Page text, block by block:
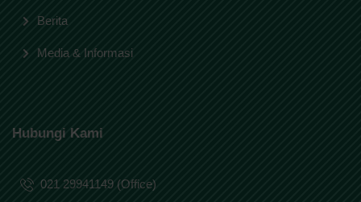
Berita
Media & Informasi
Hubungi Kami
021 29941149 (Office)